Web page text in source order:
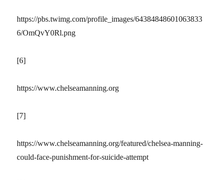
https://pbs.twimg.com/profile_images/64384848601063833
6/OmQvY0Rl.png
[6]
https://www.chelseamanning.org
[7]
https://www.chelseamanning.org/featured/chelsea-manning-
could-face-punishment-for-suicide-attempt